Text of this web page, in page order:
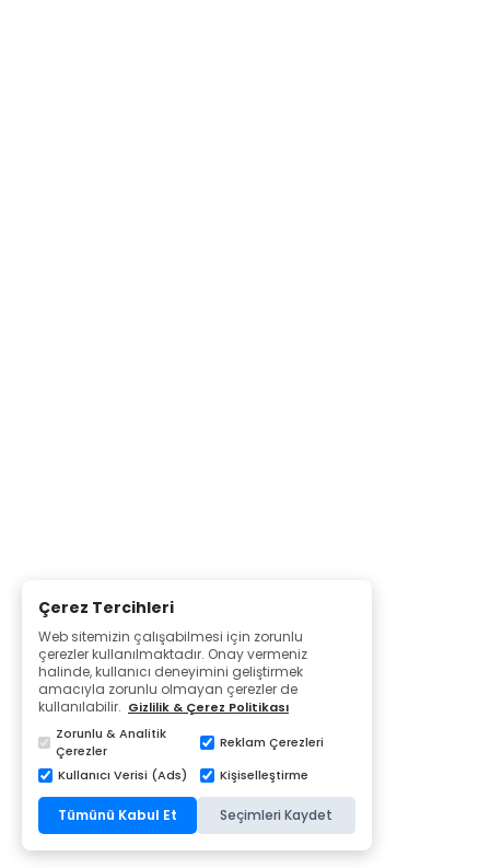
Çerez Tercihleri
Web sitemizin çalışabilmesi için zorunlu
çerezler kullanılmaktadır. Onay vermeniz
halinde, kullanıcı deneyimini geliştirmek
amacıyla zorunlu olmayan çerezler de
kullanılabilir. Gizlilik & Çerez Politikası
Zorunlu & Analitik
Çerezler
Reklam Çerezleri
Kullanıcı Verisi (Ads)
Kişiselleştirme
Tümünü Kabul Et Seçimleri Kaydet